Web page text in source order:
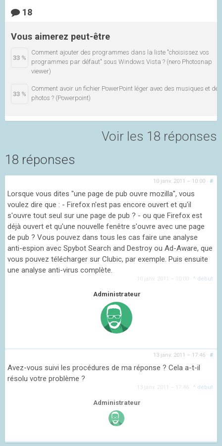
18
Vous aimerez peut-être
33 %
Comment ajouter des programmes dans la liste "choisissez vos
programmes par défaut" sous Windows Vista ? (nero Photosnap
viewer)
33 %
Comment avoir un fichier PowerPoint léger avec des musiques et des
photos ? (Powerpoint)
Voir les 18 réponses
18 réponses
10 janv. 2011 – 10:00 · #
Lorsque vous dites "une page de pub ouvre mozilla", vous
voulez dire que : - Firefox n'est pas encore ouvert et qu'il
s'ouvre tout seul sur une page de pub ? - ou que Firefox est
déjà ouvert et qu'une nouvelle fenêtre s'ouvre avec une page
de pub ? Vous pouvez dans tous les cas faire une analyse
anti-espion avec Spybot Search and Destroy ou Ad-Aware, que
vous pouvez télécharger sur Clubic, par exemple. Puis ensuite
une analyse anti-virus complète.
10 janv. 2011 – 10:00 ^ début
Administrateur
13 janv. 2011 – 17:46 · #
Avez-vous suivi les procédures de ma réponse ? Cela a-t-il
résolu votre problème ?
13 janv. 2011 – 17:46 ^ début
Administrateur